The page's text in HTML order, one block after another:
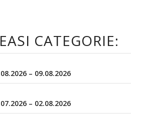
CATEGORIE:
– 09.08.2026
– 02.08.2026